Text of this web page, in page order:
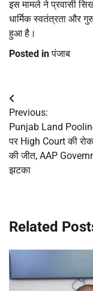
इस मामले ने प्रवासी
धार्मिक स्वतंत्रता और
हुआ है।
Posted inपंजाब
Post
navigation
Previous:
Punjab Land
पर High Court की
की जीत, AAP
झटका
Related